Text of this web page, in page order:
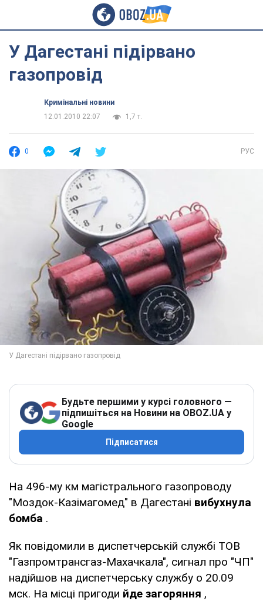
У Дагестані підірвано
газопровід
Кримінальні новини
12.01.2010 22:07
1,7 т.
0 РУС
Будьте першими у курсі головного —
підпишіться на Новини на OBOZ.UA у
Google
Підписатися
На 496-му км магістрального газопроводу
"Моздок-Казімагомед" в Дагестані вибухнула
бомба .
Як повідомили в диспетчерській службі ТОВ
"Газпромтрансгаз-Махачкала", сигнал про "ЧП"
надійшов на диспетчерську службу о 20.09
мск. На місці пригоди йде загоряння ,